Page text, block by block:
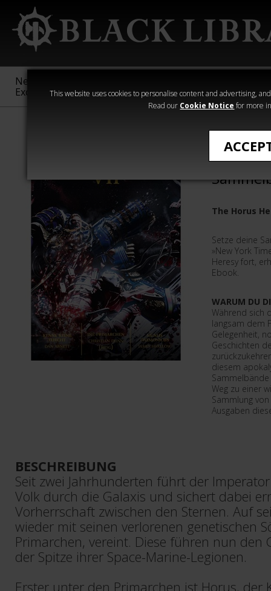
This website uses cookies to personalise content and advertising,
Read our Cookie Notice for more
New &
Exclusive
Sigmar
40,000
Heresy
The
The Horus
Setze deine
»New York
Heresy fort,
Ebook.
WARUM DU
Während sich
langsam dem
Gelegenheit,
Geschichten
diesem
Weg zu einer
Sammlung
Ausgaben
BESCHREIBUNG
Seit zwei Jahrhunderten führt der
Volk durch die Galaxis und sichert dabei
Vorherrschaft zwischen den Sternen. Auf
wieder mit seinen verlorenen genetischen
Primarchen, vereint. Diese führen nun den
der Spitze ihrer Space-Marine-Legionen.
Erster unter den Primarchen ist Horus, der